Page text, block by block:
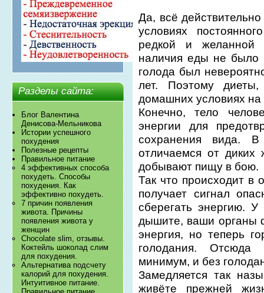
Разделы сайта:
Блог Валентина
Денисова-Мельникова
Истории успешного
похудения
Полезные рецепты
Правильное питание
4 эффективных способа
похудеть. Способы
похудения. Как
эффективно похудеть.
7 причин появления
живота. Причины
появления живота у
женщин
Chocolate slim, отзывы.
Коктейль шоколад слим
для похудения.
Альтернатива подсчету
калорий для похудения.
Интуитивное питание.
Да, всё
условиях
редкой и желанной
наличия еды не было
голода был
лет. Поэтому
домашних условиях на
Конечно, тело
энергии для
сохранения вида.
отличаемся от
добывают пищу в бою.
Так что происходит в
получает сигнал
сберегать энергию.
дышите, ваши органы
энергия, но теперь
голодания.
минимум, и без
Замедляется так
живёте прежней